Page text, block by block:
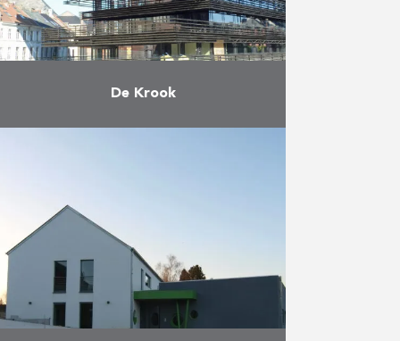
En savoir plus
De Krook
bourgmestre de Gand Daniel …
En savoir plus